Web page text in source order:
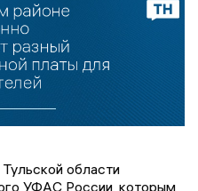
области
УФАС России, которым